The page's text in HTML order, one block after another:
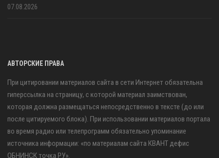
07.08.2026
АВТОРСКИЕ ПРАВА
При цитировании материалов сайта в сети Интернет обязательна
гиперссылка на страницу, с которой материал заимствован,
которая должна размещаться непосредственно в тексте (до или
после цитируемого блока). При использовании материалов портала
во время радио или телепрограмм обязательно упоминание
источника информации: «по материалам сайта КВАНТ дефис
ОБНИНСК точка РУ».